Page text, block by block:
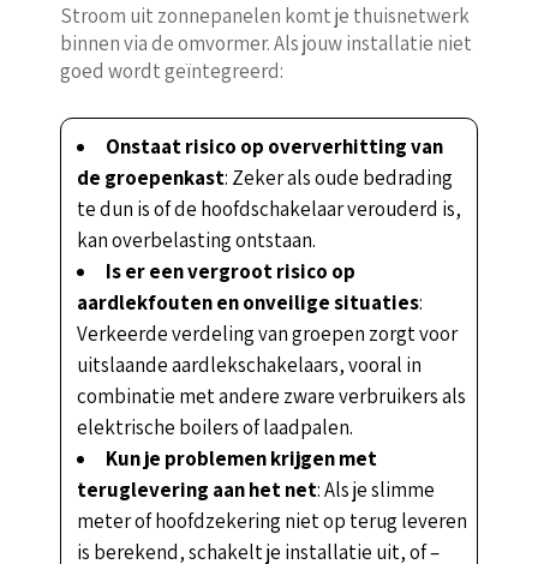
Stroom uit zonnepanelen komt je thuisnetwerk
binnen via de omvormer. Als jouw installatie niet
goed wordt geïntegreerd:
Onstaat risico op oververhitting van
de groepenkast: Zeker als oude bedrading
te dun is of de hoofdschakelaar verouderd is,
kan overbelasting ontstaan.
Is er een vergroot risico op
aardlekfouten en onveilige situaties:
Verkeerde verdeling van groepen zorgt voor
uitslaande aardlekschakelaars, vooral in
combinatie met andere zware verbruikers als
elektrische boilers of laadpalen.
Kun je problemen krijgen met
teruglevering aan het net: Als je slimme
meter of hoofdzekering niet op terug leveren
is berekend, schakelt je installatie uit, of –